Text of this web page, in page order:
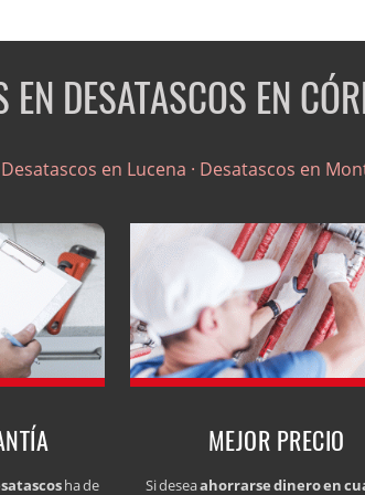
EN DESATASCOS EN
Desatascos en Lucena · Desatascos en
ha de
MEJOR PRECIO
Si deseaahorrarse dinero en